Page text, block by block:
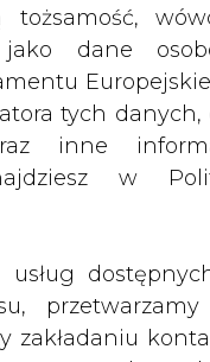
RYNKU
dane
tych danych,
inne
w
zakładaniu
udostępnij :